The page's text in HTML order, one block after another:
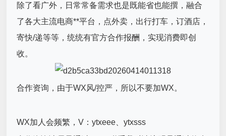
除了看广外，日常常备需求也是既能省也能撰，融合
了各大主流电商**平台，点外卖，出行打车，订酒店，
寄快/递等等，统统有官方合作报酬，实现消费即创
收。
合作资询，由于WX风/控严，所以不要加WX。
WX加人会频繁，V：ytxeee、ytxsss